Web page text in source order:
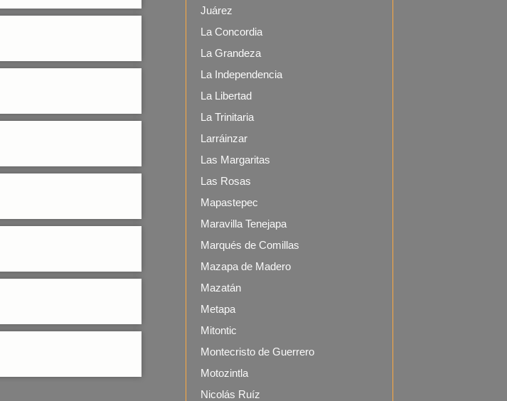
Juárez
La Concordia
La Grandeza
La Independencia
La Libertad
La Trinitaria
Larráinzar
Las Margaritas
Las Rosas
Mapastepec
Maravilla Tenejapa
Marqués de Comillas
Mazapa de Madero
Mazatán
Metapa
Mitontic
Montecristo de Guerrero
Motozintla
Nicolás Ruíz